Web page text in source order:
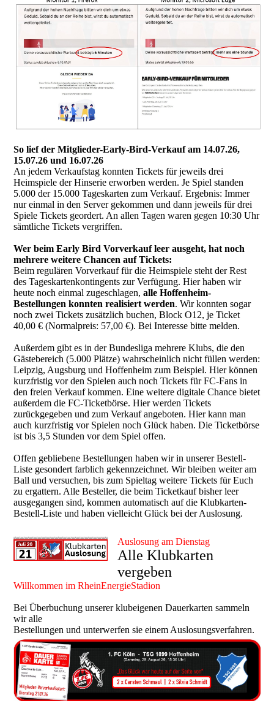
So lief der Mitglieder-Early-Bird-Verkauf am 14.07.26,
15.07.26 und 16.07.26
An jedem Verkaufstag konnten Tickets für jeweils drei
Heimspiele der Hinserie erworben werden. Je Spiel standen
5.000 der 15.000 Tageskarten zum Verkauf. Ergebnis: Immer
nur einmal in den Server gekommen und dann jeweils für drei
Spiele Tickets geordert. An allen Tagen waren gegen 10:30 Uhr
sämtliche Tickets vergriffen.
Wer beim Early Bird Vorverkauf leer ausgeht, hat noch
mehrere weitere Chancen auf Tickets:
Beim regulären Vorverkauf für die Heimspiele steht der Rest
des Tageskartenkontingents zur Verfügung. Hier haben wir
heute noch einmal zugeschlagen,alle Hoffenheim-
Bestellungen konnten realisiert werden. Wir konnten sogar
noch zwei Tickets zusätzlich buchen, Block O12, je Ticket
40,00 € (Normalpreis: 57,00 €). Bei Interesse bitte melden.
Außerdem gibt es in der Bundesliga mehrere Klubs, die den
Gästebereich (5.000 Plätze) wahrscheinlich nicht füllen werden:
Leipzig, Augsburg und Hoffenheim zum Beispiel. Hier können
kurzfristig vor den Spielen auch noch Tickets für FC-Fans in
den freien Verkauf kommen. Eine weitere digitale Chance bietet
außerdem die FC-Ticketbörse. Hier werden Tickets
zurückgegeben und zum Verkauf angeboten. Hier kann man
auch kurzfristig vor Spielen noch Glück haben. Die Ticketbörse
ist bis 3,5 Stunden vor dem Spiel offen.
Offen gebliebene Bestellungen haben wir in unserer Bestell-
Liste gesondert farblich gekennzeichnet. Wir bleiben weiter am
Ball und versuchen, bis zum Spieltag weitere Tickets für Euch
zu ergattern. Alle Besteller, die beim Ticketkauf bisher leer
ausgegangen sind, kommen automatisch auf die Klubkarten-
Bestell-Liste und haben vielleicht Glück bei der Auslosung.
Auslosung am Dienstag
Alle Klubkarten
vergeben
Willkommen im RheinEnergieStadion
Bei Überbuchung unserer klubeigenen Dauerkarten sammeln
wir alle
Bestellungen und unterwerfen sie einem Auslosungsverfahren.